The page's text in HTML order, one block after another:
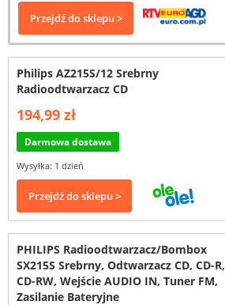
Przejdź do sklepu >
Philips AZ215S/12 Srebrny
Radioodtwarzacz CD
194,99 zł
Darmowa dostawa
Wysyłka: 1 dzień
Przejdź do sklepu >
PHILIPS Radioodtwarzacz/Bombox
SX215S Srebrny, Odtwarzacz CD, CD-R,
CD-RW, Wejście AUDIO IN, Tuner FM,
Zasilanie Bateryjne